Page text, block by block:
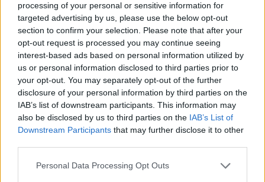
processing of your personal or sensitive information for
targeted advertising by us, please use the below opt-out
section to confirm your selection. Please note that after your
opt-out request is processed you may continue seeing
interest-based ads based on personal information utilized by
us or personal information disclosed to third parties prior to
your opt-out. You may separately opt-out of the further
disclosure of your personal information by third parties on the
IAB’s list of downstream participants. This information may
also be disclosed by us to third parties on the IAB’s List of
Downstream Participants that may further disclose it to other
Personal Data Processing Opt Outs
differenza in ogni ambito, nel
bene e nel male.
E io sono fortunato e orgoglioso di
poter lavorare con questo gruppo